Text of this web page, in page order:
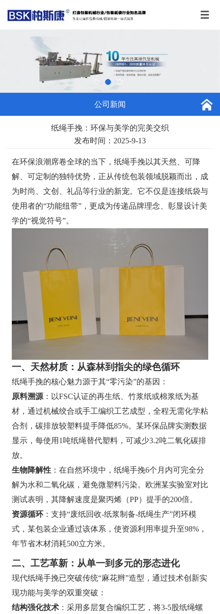
公司新闻
纸绳手挽：环保与美学的完美交织
发布时间：2025-9-13
在环保浪潮席卷全球的当下， 纸绳手挽以其天然、可降
解、可定制的独特优势，正从传统包装领域脱颖而出，成
为时尚、文创、礼品等行业的新宠。它不仅是连接纸袋与
使用者的“功能纽带”，更成为传递品牌理念、彰显设计美
学的“视觉符号”。
一、天然材质：从森林到指尖的绿色循环
纸绳手挽的核心魅力源于其“零污染”的基因：
原料溯源：以FSC认证的再生纸、竹浆纸或棉浆纸为基
材，通过机械绞合或手工编织工艺成型，全程无需化学粘
合剂，碳排放较塑料提手降低85%。某环保品牌实测数据
显示，每使用1吨纸绳替代塑料，可减少3.2吨二氧化碳排
放。
生物降解性：在自然环境中，纸绳手挽6个月内可完全分
解为水和二氧化碳，避免微塑料污染。欧洲某实验室对比
测试表明，其降解速度是聚丙烯（PP）提手的200倍。
资源循环：支持“废纸回收-纸浆制备-纸绳生产”闭环模
式，某包装企业通过该体系，使资源利用率提升至98%，
年节省木材消耗500立方米。
二、工艺革新：从单一到多元的形态进化
现代纸绳手挽已突破传统“麻花辫”造型，通过技术创新实
现功能与美学的双重突破：
结构强化技术：采用多层复合编织工艺，将3-5股纸绳螺